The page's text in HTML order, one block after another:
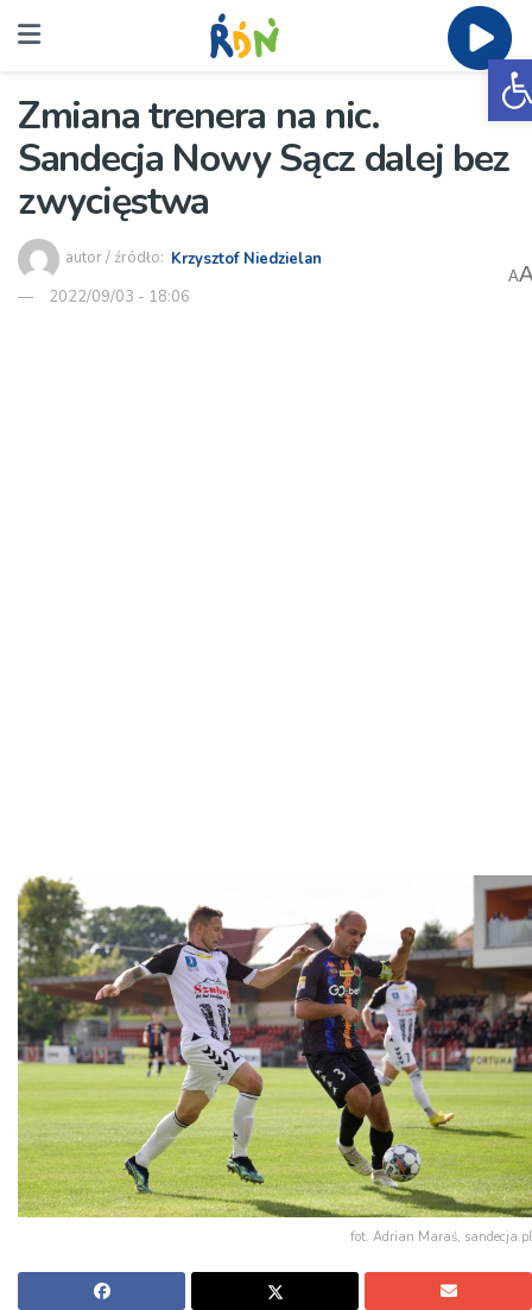
Zmiana trenera na nic.
Sandecja Nowy Sącz dalej bez
zwycięstwa
autor / źródło: Krzysztof Niedzielan
2022/09/03 - 18:06
A
fot. Adrian Maraś, sandecja.pl